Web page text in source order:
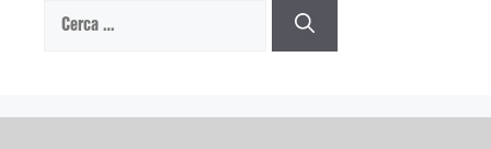
Cerca: